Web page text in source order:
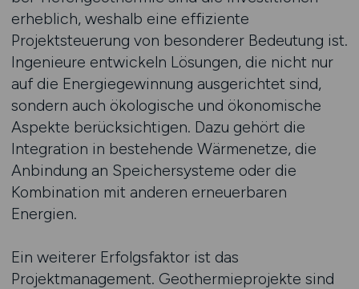
erheblich, weshalb eine effiziente
Projektsteuerung von besonderer Bedeutung ist.
Ingenieure entwickeln Lösungen, die nicht nur
auf die Energiegewinnung ausgerichtet sind,
sondern auch ökologische und ökonomische
Aspekte berücksichtigen. Dazu gehört die
Integration in bestehende Wärmenetze, die
Anbindung an Speichersysteme oder die
Kombination mit anderen erneuerbaren
Energien.
Ein weiterer Erfolgsfaktor ist das
Projektmanagement. Geothermieprojekte sind